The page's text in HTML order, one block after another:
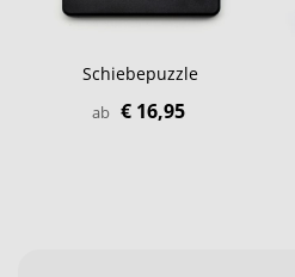
Schiebepuzzle
ab € 16,95